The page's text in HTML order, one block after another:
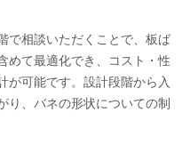
で相談いただくことで、板ば
めて最適化でき、コスト・性
が可能です。設計段階から入
り、バネの形状についての制